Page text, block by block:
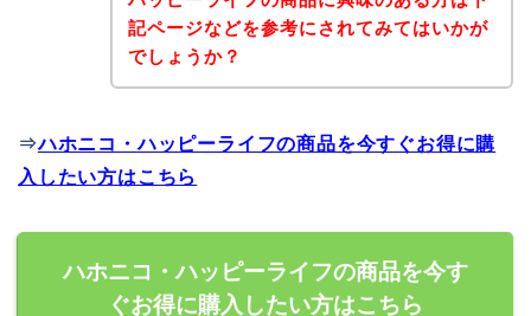
記ページなどを参考にされてみてはいかが
でしょうか？
⇒ハホニコ・ハッピーライフの商品を今すぐお得に購
入したい方はこちら
ハホニコ・ハッピーライフの商品を今す
ぐお得に購入したい方はこちら